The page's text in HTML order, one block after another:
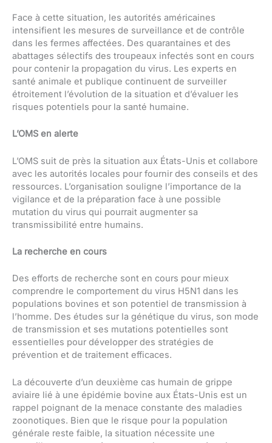
Face à cette situation, les autorités américaines
intensifient les mesures de surveillance et de contrôle
dans les fermes affectées. Des quarantaines et des
abattages sélectifs des troupeaux infectés sont en cours
pour contenir la propagation du virus. Les experts en
santé animale et publique continuent de surveiller
étroitement l’évolution de la situation et d’évaluer les
risques potentiels pour la santé humaine.
L’OMS en alerte
L’OMS suit de près la situation aux États-Unis et collabore
avec les autorités locales pour fournir des conseils et des
ressources. L’organisation souligne l’importance de la
vigilance et de la préparation face à une possible
mutation du virus qui pourrait augmenter sa
transmissibilité entre humains.
La recherche en cours
Des efforts de recherche sont en cours pour mieux
comprendre le comportement du virus H5N1 dans les
populations bovines et son potentiel de transmission à
l’homme. Des études sur la génétique du virus, son mode
de transmission et ses mutations potentielles sont
essentielles pour développer des stratégies de
prévention et de traitement efficaces.
La découverte d’un deuxième cas humain de grippe
aviaire lié à une épidémie bovine aux États-Unis est un
rappel poignant de la menace constante des maladies
zoonotiques. Bien que le risque pour la population
générale reste faible, la situation nécessite une